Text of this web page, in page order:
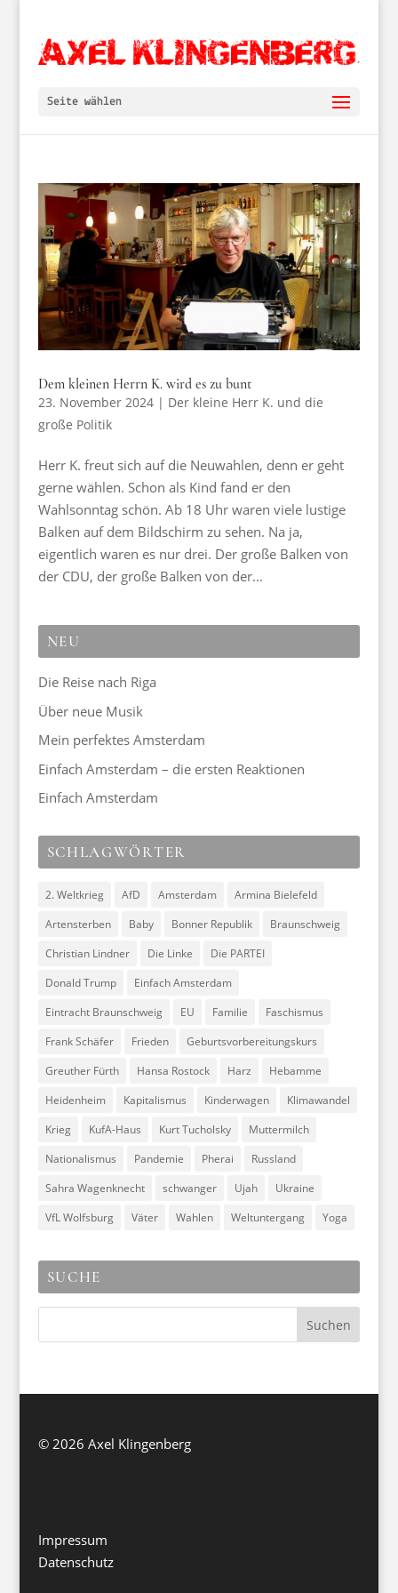
Seite wählen
Dem kleinen Herrn K. wird es zu bunt
23. November 2024| Der kleine Herr K. und die
große Politik
Herr K. freut sich auf die Neuwahlen, denn er geht
gerne wählen. Schon als Kind fand er den
Wahlsonntag schön. Ab 18 Uhr waren viele lustige
Balken auf dem Bildschirm zu sehen. Na ja,
eigentlich waren es nur drei. Der große Balken von
der CDU, der große Balken von der...
NEU
Die Reise nach Riga
Über neue Musik
Mein perfektes Amsterdam
Einfach Amsterdam – die ersten Reaktionen
Einfach Amsterdam
SCHLAGWÖRTER
2. Weltkrieg AfD Amsterdam
Armina Bielefeld
Artensterben
Baby Bonner Republik
Braunschweig
Christian Lindner
Die Linke
Die PARTEI
Donald Trump
Einfach Amsterdam
Eintracht Braunschweig
EU Familie
Faschismus
Frank Schäfer
Frieden
Geburtsvorbereitungskurs
Greuther Fürth
Hansa Rostock Harz
Hebamme
Heidenheim
Kapitalismus Kinderwagen
Klimawandel
Krieg
KufA-Haus Kurt Tucholsky
Muttermilch
Nationalismus
Pandemie Pherai
Russland
Sahra Wagenknecht
schwanger Ujah
Ukraine
VfL Wolfsburg
Väter Wahlen Weltuntergang Yoga
SUCHE
© 2026 Axel Klingenberg
Impressum
Datenschutz